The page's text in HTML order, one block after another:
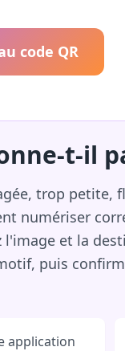
code QR
t-il
trop petite,
numériser
et la
puis
application